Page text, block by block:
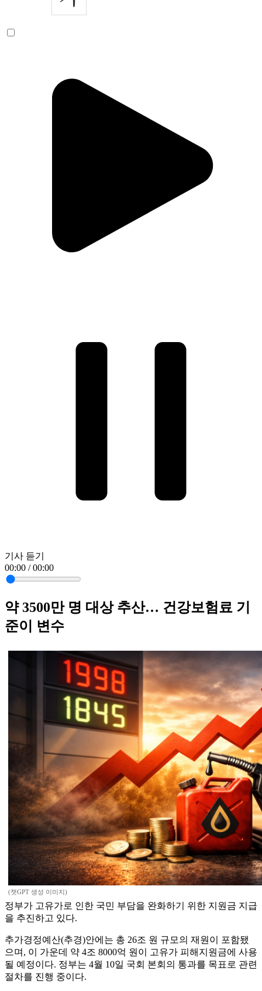
기사 듣기
00:00 / 00:00
약 3500만 명 대상 추산… 건강보험료 기
준이 변수
(챗GPT 생성 이미지)
정부가 고유가로 인한 국민 부담을 완화하기 위한 지원금 지급
을 추진하고 있다.
추가경정예산(추경)안에는 총 26조 원 규모의 재원이 포함됐
으며, 이 가운데 약 4조 8000억 원이 고유가 피해지원금에 사용
될 예정이다. 정부는 4월 10일 국회 본회의 통과를 목표로 관련
절차를 진행 중이다.